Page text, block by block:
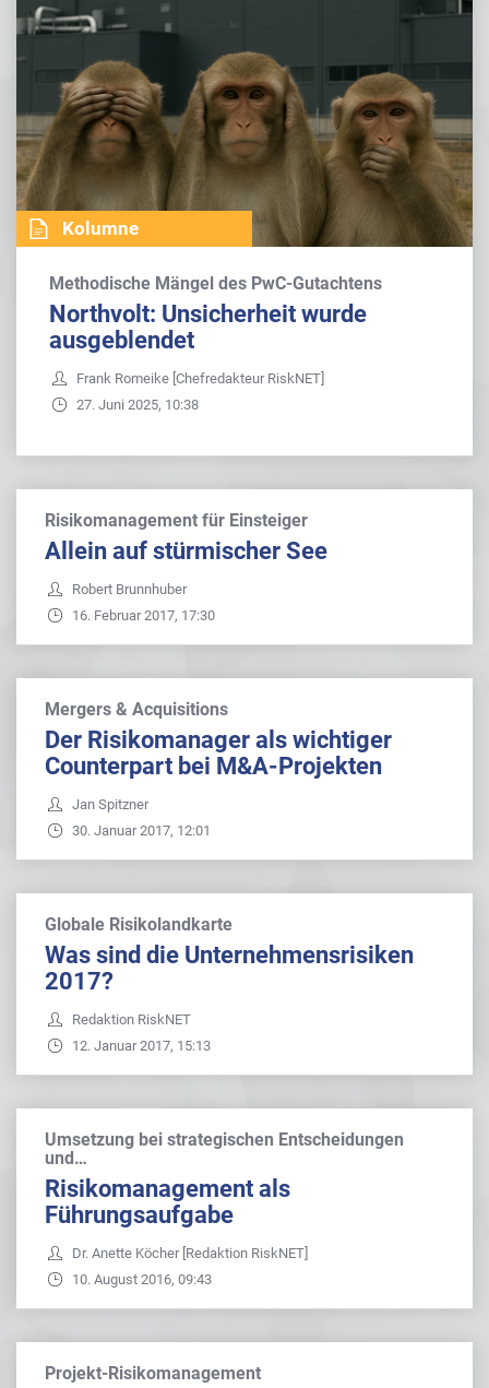
Kolumne
Methodische Mängel des PwC-Gutachtens
Northvolt: Unsicherheit wurde
ausgeblendet
Frank Romeike [Chefredakteur RiskNET]
27. Juni 2025, 10:38
Risikomanagement für Einsteiger
Allein auf stürmischer See
Robert Brunnhuber
16. Februar 2017, 17:30
Mergers & Acquisitions
Der Risikomanager als wichtiger
Counterpart bei M&A-Projekten
Jan Spitzner
30. Januar 2017, 12:01
Globale Risikolandkarte
Was sind die Unternehmensrisiken
2017?
Redaktion RiskNET
12. Januar 2017, 15:13
Umsetzung bei strategischen Entscheidungen
und…
Risikomanagement als
Führungsaufgabe
Dr. Anette Köcher [Redaktion RiskNET]
10. August 2016, 09:43
Projekt-Risikomanagement